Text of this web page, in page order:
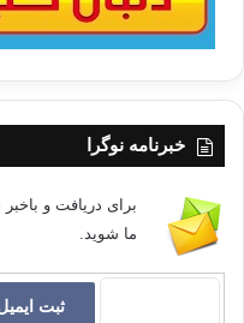
خبرنامه نوگرا
برای دریافت و
ما شوید.